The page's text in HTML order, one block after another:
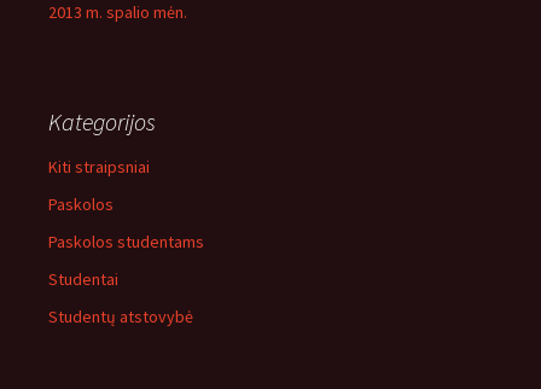
2013 m. spalio mėn.
Kategorijos
Kiti straipsniai
Paskolos
Paskolos studentams
Studentai
Studentų atstovybė